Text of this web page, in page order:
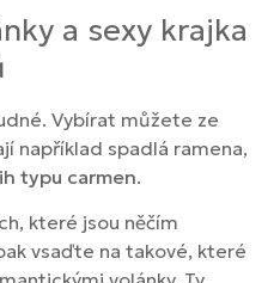
a sexy krajka
Vybírat můžete ze
například spadlá ramena,
typu carmen.
které jsou něčím
vsaďte na takové, které